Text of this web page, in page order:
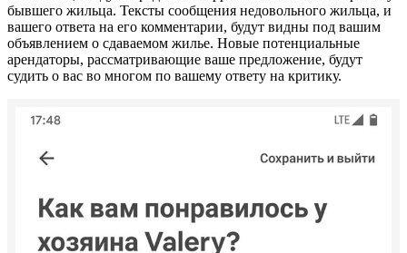
бывшего жильца. Тексты сообщения недовольного жильца, и
вашего ответа на его комментарии, будут видны под вашим
объявлением о сдаваемом жилье. Новые потенциальные
арендаторы, рассматривающие ваше предложение, будут
судить о вас во многом по вашему ответу на критику.